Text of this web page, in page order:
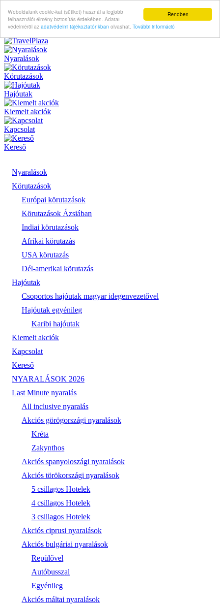
Rendben
Weboldalunk cookie-kat (sütiket) használ a legjobb
felhasználói élmény biztosítás érdekében. Adatai
védelméröl az adatvédelmi tájékoztatónkban olvashat. További információ
Nyaralások
Körutazások
Hajóutak
Kiemelt akciók
Kapcsolat
Kereső
Nyaralások
Körutazások
Európai körutazások
Körutazások Ázsiában
Indiai körutazások
Afrikai körutazás
USA körutazás
Dél-amerikai körutazás
Hajóutak
Csoportos hajóutak magyar idegenvezetővel
Hajóutak egyénileg
Karibi hajóutak
Kiemelt akciók
Kapcsolat
Kereső
NYARALÁSOK 2026
Last Minute nyaralás
All inclusive nyaralás
Akciós görögországi nyaralások
Kréta
Zakynthos
Akciós spanyoloszági nyaralások
Akciós törökországi nyaralások
5 csillagos Hotelek
4 csillagos Hotelek
3 csillagos Hotelek
Akciós ciprusi nyaralások
Akciós bulgáriai nyaralások
Repülővel
Autóbusszal
Egyénileg
Akciós máltai nyaralások